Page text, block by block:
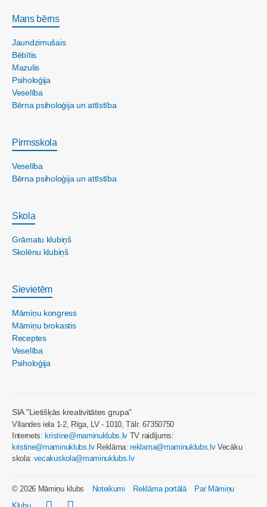
Mans bērns
Jaundzimušais
Bēbītis
Mazulis
Psiholoģija
Veselība
Bērna psiholoģija un attīstība
Pirmsskola
Veselība
Bērna psiholoģija un attīstība
Skola
Grāmatu klubiņš
Skolēnu klubiņš
Sievietēm
Māmiņu kongress
Māmiņu brokastis
Receptes
Veselība
Psiholoģija
SIA "Lietišķās kreativitātes grupa"
Vīlandes iela 1-2, Rīga, LV - 1010, Tālr. 67350750
Internets: kristine@maminuklubs.lv TV raidījums:
kristine@maminuklubs.lvReklāma:reklama@maminuklubs.lvVecāku
skola: vecakuskola@maminuklubs.lv
© 2026 Māmiņu klubs Noteikumi Reklāma portālā
Par Māmiņu